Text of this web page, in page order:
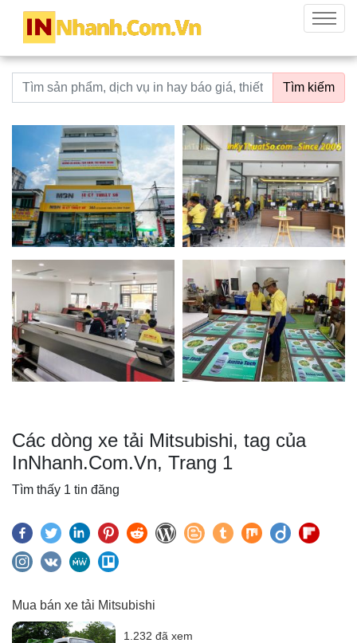
innhanh.com.vn
Menu
Từ khoá tìm kiếm Tìm kiếm
Các dòng xe tải Mitsubishi, tag của
InNhanh.Com.Vn, Trang 1
Tìm thấy 1 tin đăng
Mua bán xe tải Mitsubishi
1.232 đã xem